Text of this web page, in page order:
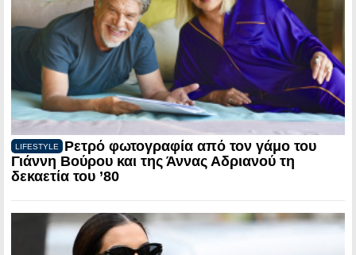
LIFESTYLE
Ρετρό φωτογραφία από τον γάμο του
Γιάννη Βούρου και της Άννας Αδριανού τη
δεκαετία του ’80